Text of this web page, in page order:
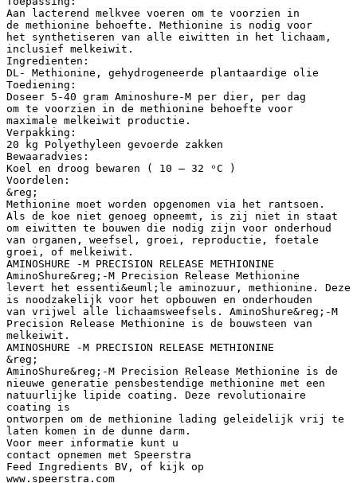
Aan lacterend melkvee voeren om te voorzien in
de methionine behoefte. Methionine is nodig voor
het synthetiseren van alle eiwitten in het lichaam,
inclusief melkeiwit.
Ingredienten:
DL- Methionine, gehydrogeneerde plantaardige olie
Toediening:
Doseer 5-40 gram Aminoshure-M per dier, per dag
om te voorzien in de methionine behoefte voor
maximale melkeiwit productie.
Verpakking:
20 kg Polyethyleen gevoerde zakken
Bewaaradvies:
Koel en droog bewaren ( 10 – 32 ᵒC )
Voordelen:
&reg;
Methionine moet worden opgenomen via het rantsoen.
Als de koe niet genoeg opneemt, is zij niet in staat
om eiwitten te bouwen die nodig zijn voor onderhoud
van organen, weefsel, groei, reproductie, foetale
groei, of melkeiwit.
AMINOSHURE -M PRECISION RELEASE METHIONINE
AminoShure&reg;-M Precision Release Methionine
levert het essenti&euml;le aminozuur, methionine. Deze
is noodzakelijk voor het opbouwen en onderhouden
van vrijwel alle lichaamsweefsels. AminoShure&reg;-M
Precision Release Methionine is de bouwsteen van
melkeiwit.
AMINOSHURE -M PRECISION RELEASE METHIONINE
&reg;
AminoShure&reg;-M Precision Release Methionine is de
nieuwe generatie pensbestendige methionine met een
natuurlijke lipide coating. Deze revolutionaire
coating is
ontworpen om de methionine lading geleidelijk vrij te
laten komen in de dunne darm.
Voor meer informatie kunt u
contact opnemen met Speerstra
Feed Ingredients BV, of kijk op
www.speerstra.com